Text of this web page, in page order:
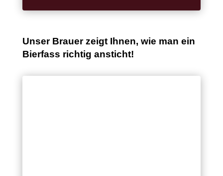
Unser Brauer zeigt Ihnen, wie man ein
Bierfass richtig ansticht!